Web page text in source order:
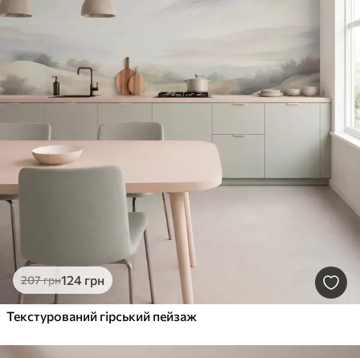
207грн124 грн
Текстурований гірський пейзаж